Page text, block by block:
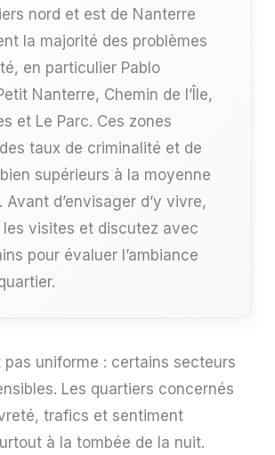
nord et est de Nanterre
la majorité des problèmes
en particulier Pablo
Nanterre, Chemin de l’Île,
et Le Parc. Ces zones
taux de criminalité et de
supérieurs à la moyenne
Avant d’envisager d’y vivre,
les visites et discutez avec
pour évaluer l’ambiance
pas uniforme : certains secteurs
Les quartiers concernés
trafics et sentiment
à la tombée de la nuit.